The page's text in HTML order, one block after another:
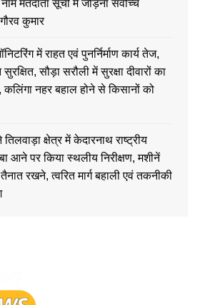
मतदाता सूची में जोड़ना सर्वोच्च
कुमार
में राहत एवं पुनर्निर्माण कार्य तेज,
सौड़ा सरौली में सुरक्षा दीवारों का
कलिंगा नहर बहाल होने से किसानों को
क्षेत्र में केदारनाथ राष्ट्रीय
आने पर किया स्थलीय निरीक्षण, मशीनें
रखने, त्वरित मार्ग बहाली एवं तकनीकी